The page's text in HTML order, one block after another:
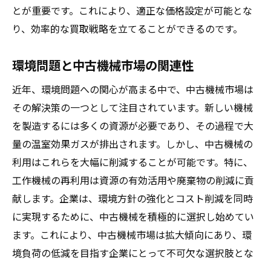
最新の市場動向を掴んで中古機械買取を最適化
市場動向を把握するための情報源
価格変動のサイクルを理解する
地域差がもたらす市場影響
未来のニーズに合わせた機械選び
長期的な市場展望を考慮する
中古機械のメンテナンス履歴をどのように活用
するか
メンテナンス履歴が信頼性を示す理由
履歴を基にした適切な売却戦略
履歴情報を効率的に整理する方法
履歴の透明性が買い手に与える安心感
とが重要です。これにより、適正な価格設定が可能とな
り、効率的な買取戦略を立てることができるのです。
環境問題と中古機械市場の関連性
近年、環境問題への関心が高まる中で、中古機械市場は
その解決策の一つとして注目されています。新しい機械
を製造するには多くの資源が必要であり、その過程で大
量の温室効果ガスが排出されます。しかし、中古機械の
利用はこれらを大幅に削減することが可能です。特に、
工作機械の再利用は資源の有効活用や廃棄物の削減に貢
献します。企業は、環境方針の強化とコスト削減を同時
に実現するために、中古機械を積極的に選択し始めてい
ます。これにより、中古機械市場は拡大傾向にあり、環
境負荷の低減を目指す企業にとって不可欠な選択肢とな